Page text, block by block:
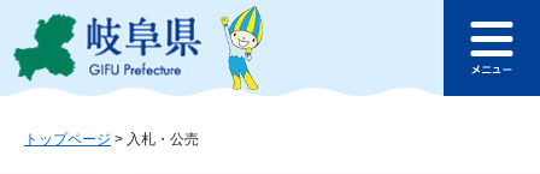
ジ
ュ
このページの本文へ
ュ
トップページ > 入札・公売